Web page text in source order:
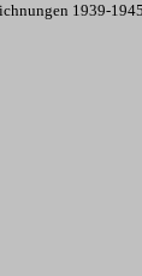
1939-